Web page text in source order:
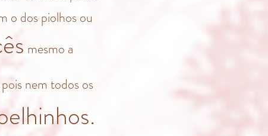
o dos piolhos ou
mesmo a
nem todos os